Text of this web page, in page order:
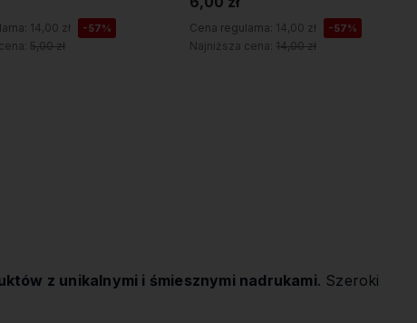
14,00 zł -57%
5,00 zł
Cena regularna: 14,00 zł -57%
Najniższa cena: 14,00 zł
z unikalnymi i śmiesznymi nadrukami. Szeroki